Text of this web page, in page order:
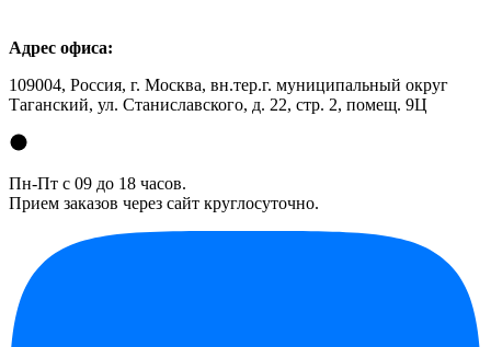
Адрес офиса:
109004, Россия, г. Москва, вн.тер.г. муниципальный округ
Таганский, ул. Станиславского, д. 22, стр. 2, помещ. 9Ц
Пн-Пт с 09 до 18 часов.
Прием заказов через сайт круглосуточно.